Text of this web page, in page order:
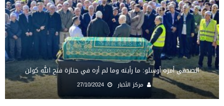
الصحفي أمره أوسلو: ما رأيته وما لم أره في جنازة فتح الله كولن
مركز الأخبار 27/10/2024